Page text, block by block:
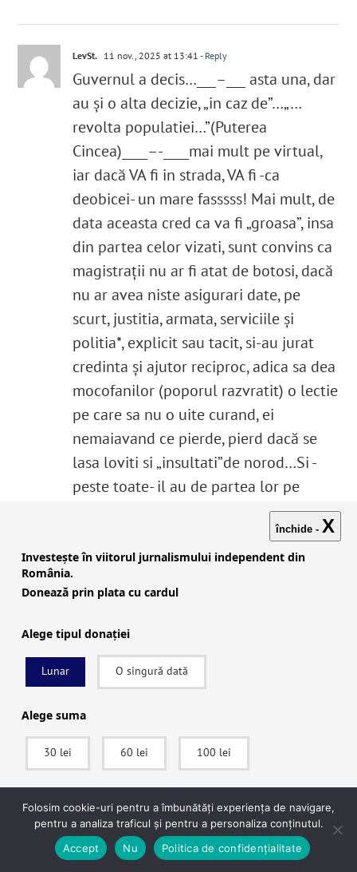
LevSt. 11 nov., 2025 at 13:41 - Reply
Guvernul a decis…___–___ asta una, dar
au și o alta decizie, „in caz de”…„…
revolta populatiei…”(Puterea
Cincea)____–-____mai mult pe virtual,
iar dacă VA fi in strada, VA fi -ca
deobicei- un mare fasssss! Mai mult, de
data aceasta cred ca va fi „groasa”, insa
din partea celor vizati, sunt convins ca
magistraţii nu ar fi atat de botosi, dacă
nu ar avea niste asigurari date, pe
scurt, justitia, armata, serviciile și
politia*, explicit sau tacit, si-au jurat
credinta și ajutor reciproc, adica sa dea
mocofanilor (poporul razvratit) o lectie
pe care sa nu o uite curand, ei
nemaiavand ce pierde, pierd dacă se
lasa loviti si „insultati”de norod…Si -
peste toate- il au de partea lor pe
însăși seful statului, care in aproape un
an NU a făcut nimic pentru populatie,
DOAR pentru magistraţii si restul
economice* :
1-Declarația controversată a lui
Nicușor Dan care ridică mari probleme:
efectele devastatoare pe care
le aibă asupra oamenilor de rând.
pentru patronate…”
2-Elena Calistru :Se împlinește un an
de la anularea alegerilor. Un an de
tăcere(…)
(*in fond „corb la corb…”, toate aceste
închide - X
Investește în viitorul jurnalismului independent din
România.
Donează prin plata cu cardul
Alege tipul donației
Lunar O singură dată
Alege suma
30 lei 60 lei 100 lei
SUSȚINE
După ce vei apăsa pe Donează vei fi redirecționat către pagina securizată a
procesatorului de plăți Stripe, unde vei putea plăti în siguranță.
Folosim cookie-uri pentru a îmbunătăți experiența de navigare,
pentru a analiza traficul și pentru a personaliza conținutul.
Accept
Nu Politica de confidențialitate